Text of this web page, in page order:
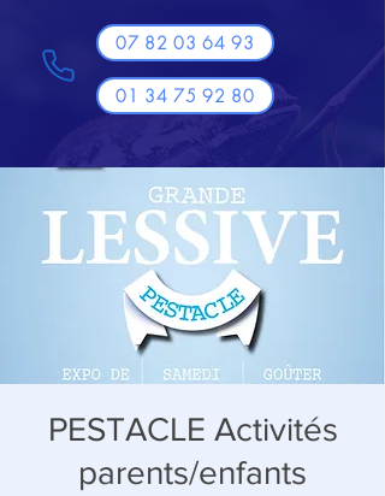
07 82 03 64 93
01 34 75 92 80
PESTACLE Activités
parents/enfants